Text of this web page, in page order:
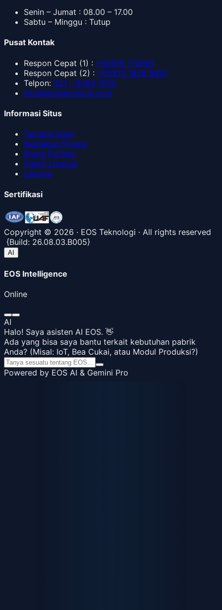
Senin – Jumat : 08.00 – 17.00
Sabtu – Minggu : Tutup
Pusat Kontak
Respon Cepat (1) : +62818 772881
Respon Cepat (2) : +62813 1828 8881
Telpon: 021 – 8064 1070
info@eosteknologi.com
Informasi Situs
Tentang Kami
Kebijakan Privasi
Brand Partner
Client-License
Lainnya
Sertifikasi
Copyright © 2026 · EOS Teknologi · All rights reserved
{Build: 26.08.03.B005}
AI
EOS Intelligence
Online
AI
Halo! Saya asisten AI EOS. 👋
Ada yang bisa saya bantu terkait kebutuhan pabrik
Anda? (Misal: IoT, Bea Cukai, atau Modul Produksi?)
Powered by EOS AI & Gemini Pro